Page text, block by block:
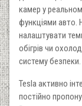
камер у
функціями авто.
налаштувати
обігрів чи
систему безпеки.
Tesla активно
постійно